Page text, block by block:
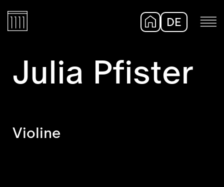
DE
Julia Pfister
Violine